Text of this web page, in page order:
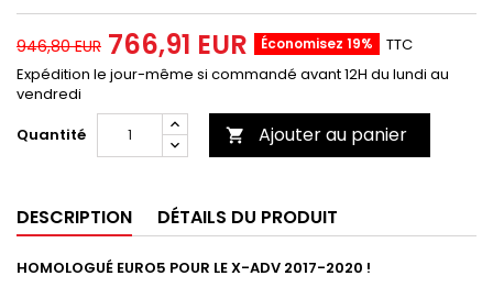
946,80 EUR 766,91 EUR Économisez 19%
TTC
Expédition le jour-même si commandé avant 12H du lundi au
vendredi
Quantité
 Ajouter au panier
DESCRIPTION DÉTAILS DU PRODUIT
HOMOLOGUÉ EURO5 POUR LE X-ADV 2017-2020 !